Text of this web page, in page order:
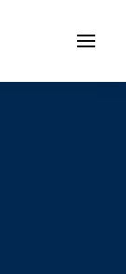
Menü